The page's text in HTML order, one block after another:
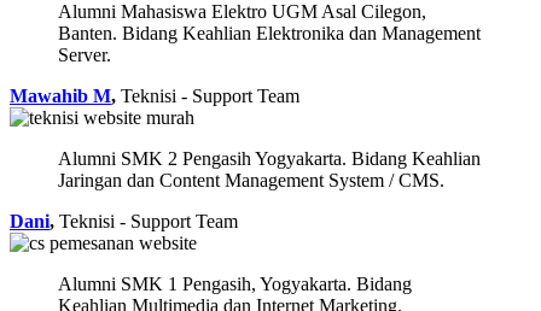
Alumni Mahasiswa Elektro UGM Asal Cilegon,
Banten. Bidang Keahlian Elektronika dan Management
Server.
Mawahib M, Teknisi - Support Team
Alumni SMK 2 Pengasih Yogyakarta. Bidang Keahlian
Jaringan dan Content Management System / CMS.
Dani, Teknisi - Support Team
Alumni SMK 1 Pengasih, Yogyakarta. Bidang
Keahlian Multimedia dan Internet Marketing.